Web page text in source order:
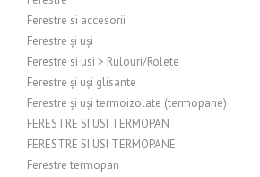
Ferestre si accesorii
Ferestre și uși
Ferestre si usi > Rulouri/Rolete
Ferestre și uși glisante
Ferestre și uși termoizolate (termopane)
FERESTRE SI USI TERMOPAN
FERESTRE SI USI TERMOPANE
Ferestre termopan